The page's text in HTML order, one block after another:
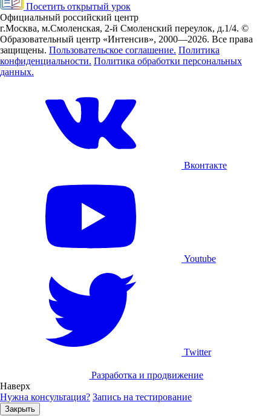
Посетить открытый урок
Официальный российский центр
г.Москва, м.Смоленская, 2-й Смоленский переулок, д.1/4. ©
Образовательный центр «Интенсив», 2000—2026. Все права
защищены. Пользовательское соглашение. Политика
конфиденциальности. Политика обработки персональных
данных.
Вконтакте
Youtube
Twitter
Разработка и продвижение
Наверх
Нужна консультация? Запись на тестирование
Закрыть